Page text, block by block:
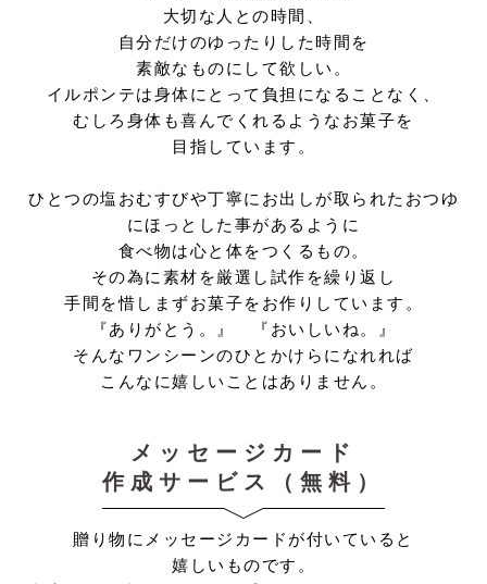
大切な人との時間、
自分だけのゆったりした時間を
素敵なものにして欲しい。
イルポンテは身体にとって負担になることなく、
むしろ身体も喜んでくれるようなお菓子を
目指しています。
ひとつの塩おむすびや丁寧にお出しが取られたおつゆ
にほっとした事があるように
食べ物は心と体をつくるもの。
その為に素材を厳選し試作を繰り返し
手間を惜しまずお菓子をお作りしています。
『ありがとう。』 『おいしいね。』
そんなワンシーンのひとかけらになれれば
こんなに嬉しいことはありません。
メッセージカード
作成サービス（無料）
贈り物にメッセージカードが付いていると
嬉しいものです。